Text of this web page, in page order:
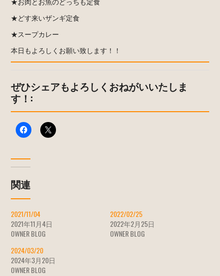
★どす来いザンギ定食
★スープカレー
本日もよろしくお願い致します！！
ぜひシェアもよろしくおねがいいたしま
す！:
関連
2021/11/04
2021年11月4日
OWNER BLOG
2022/02/25
2022年2月25日
OWNER BLOG
2024/03/20
2024年3月20日
OWNER BLOG